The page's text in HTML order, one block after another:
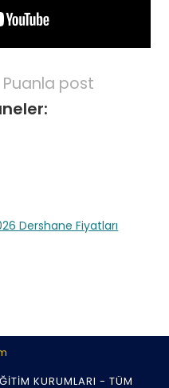
Puanla post
Dershane Fiyatları
KURUMLARI - TÜM